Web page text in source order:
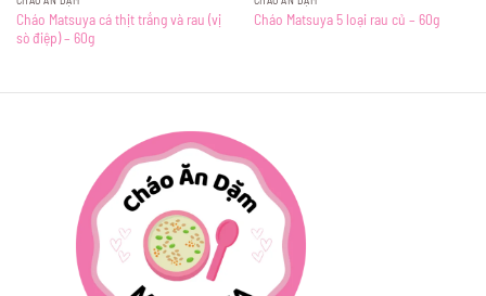
Cháo Matsuya cá thịt trắng và rau (vị
sò điệp) – 60g
Cháo Matsuya 5 loại rau củ – 60g